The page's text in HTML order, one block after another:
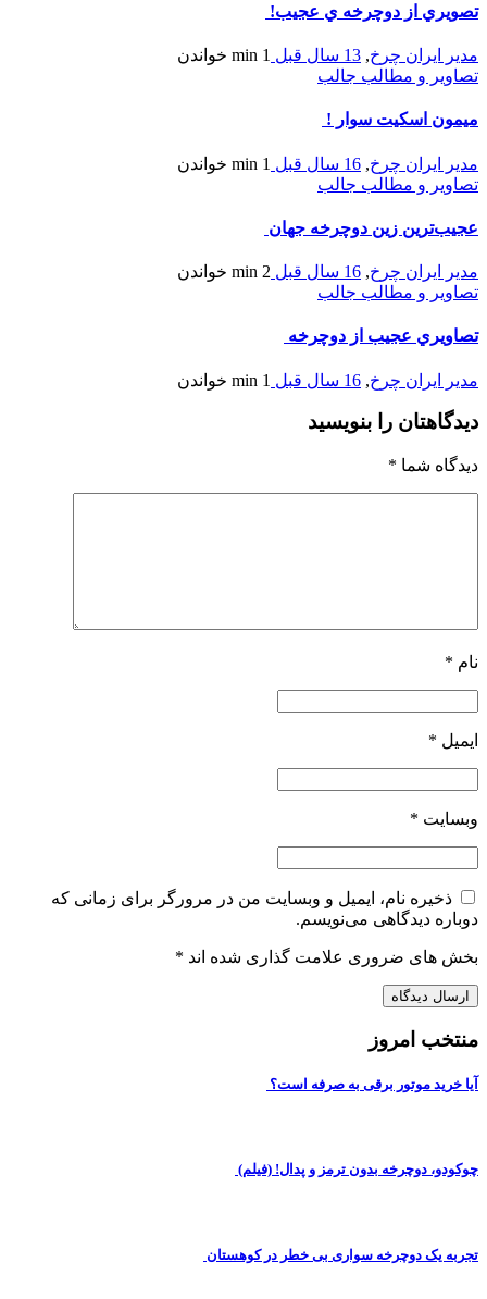
تصويري از دوچرخه ي عجيب!
مدیر ایران چرخ, 13 سال قبل 1 min
خواندن
تصاویر و مطالب جالب
میمون اسکیت سوار !
مدیر ایران چرخ, 16 سال قبل 1 min
خواندن
تصاویر و مطالب جالب
عجیب‌ترین زین دوچرخه جهان
مدیر ایران چرخ, 16 سال قبل 2 min
خواندن
تصاویر و مطالب جالب
تصاويري عجيب از دوچرخه
مدیر ایران چرخ, 16 سال قبل 1 min خواندن
دیدگاهتان را بنویسید
دیدگاه شما *
نام *
ایمیل *
وبسایت *
ذخیره نام، ایمیل و وبسایت من در مرورگر برای زمانی که
دوباره دیدگاهی می‌نویسم.
بخش های ضروری علامت گذاری شده اند *
منتخب امروز
آیا خرید موتور برقی به صرفه است؟
چوکودو، دوچرخه بدون ترمز و پدال! (فیلم)
تجربه یک دوچرخه سواری بی خطر در کوهستان